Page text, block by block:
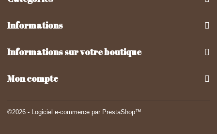
Informations
©2026 - Logiciel e-commerce par PrestaShop™
Informations sur votre boutique
Mon compte